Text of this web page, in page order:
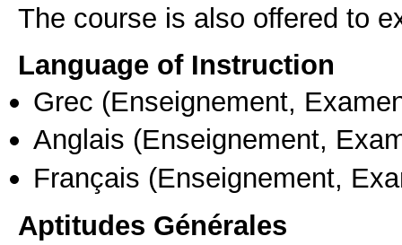
The course is also offered to
Language of Instruction
Grec (Enseignement,
Anglais (Enseignement,
Français (Enseignement,
Aptitudes Générales